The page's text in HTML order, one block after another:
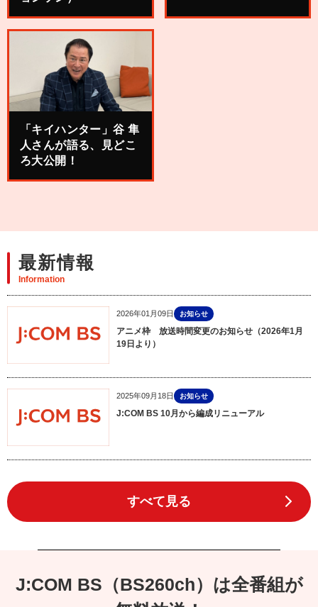
「キイハンター」谷 隼
人さんが語る、見どこ
ろ大公開！
最新情報
Information
2026年01月09日 お知らせ
アニメ枠 放送時間変更のお知らせ（2026年1月
19日より）
2025年09月18日 お知らせ
J:COM BS 10月から編成リニューアル
すべて見る
J:COM BS（BS260ch）は全番組が